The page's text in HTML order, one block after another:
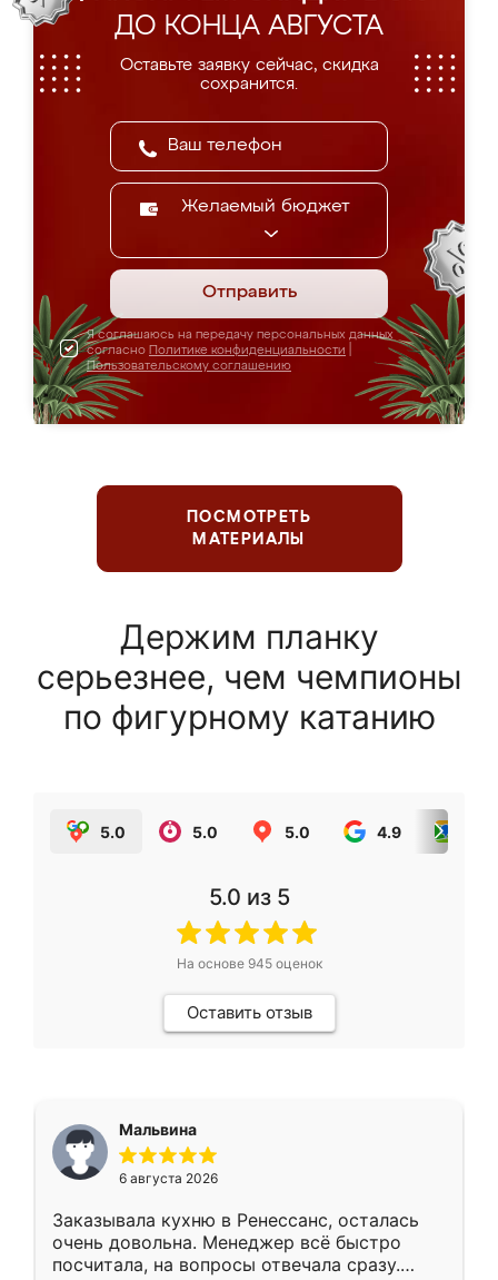
ДО КОНЦА АВГУСТА
Оставьте заявку сейчас, скидка
сохранится.
Желаемый бюджет
Отправить
Я соглашаюсь на передачу персональных данных
согласно Политике конфиденциальности
Пользовательскому соглашению
ПОСМОТРЕТЬ
МАТЕРИАЛЫ
Держим планку
серьезнее, чем чемпионы
по фигурному катанию
5.0 5.0 5.0 4.9
5.0 из 5
На основе 945оценок
Оставить отзыв
Мальвина
6 августа 2026
Заказывала кухню в Ренессанс, осталась
очень довольна. Менеджер всё быстро
посчитала, на вопросы отвечала сразу.